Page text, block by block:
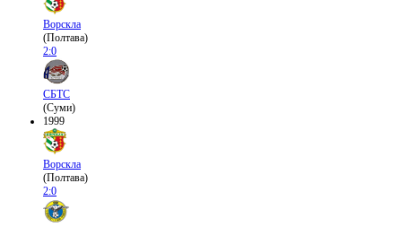
Ворскла
(Полтава)
2:0
СБТС
(Суми)
1999
Ворскла
(Полтава)
2:0